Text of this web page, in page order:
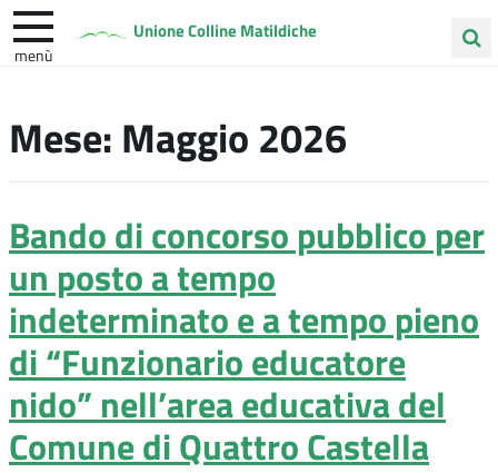
Unione Colline Matildiche
menù
sito
Mese: Maggio 2026
Bando di concorso pubblico per
un posto a tempo
indeterminato e a tempo pieno
di “Funzionario educatore
nido” nell’area educativa del
Comune di Quattro Castella